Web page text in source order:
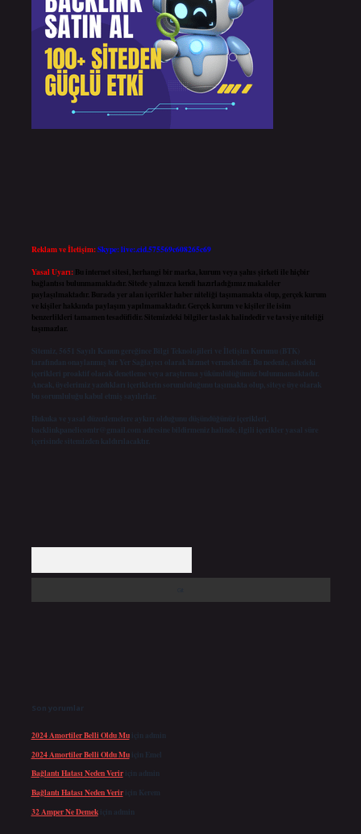
Reklam ve İletişim:Skype: live:.cid.575569c608265c69
Yasal Uyarı: Bu internet sitesi, herhangi bir marka, kurum veya şahıs şirketi ile hiçbir
bağlantısı bulunmamaktadır. Sitede yalnızca kendi hazırladığımız makaleler
paylaşılmaktadır. Burada yer alan içerikler haber niteliği taşımamakta olup, gerçek kurum
ve kişiler hakkında paylaşım yapılmamaktadır. Gerçek kurum ve kişiler ile isim
benzerlikleri tamamen tesadüfidir. Sitemizdeki bilgiler taslak halindedir ve tavsiye niteliği
taşımazlar.
Sitemiz, 5651 Sayılı Kanun gereğince Bilgi Teknolojileri ve İletişim Kurumu (BTK)
tarafından onaylanmış bir Yer Sağlayıcı olarak hizmet vermektedir. Bu nedenle, sitedeki
içerikleri proaktif olarak denetleme veya araştırma yükümlülüğümüz bulunmamaktadır.
Ancak, üyelerimiz yazdıkları içeriklerin sorumluluğunu taşımakta olup, siteye üye olarak
bu sorumluluğu kabul etmiş sayılırlar.
Hukuka ve yasal düzenlemelere aykırı olduğunu düşündüğünüz içerikleri,
backlinkpanelicomtr@gmail.com adresine bildirmeniz halinde, ilgili içerikler yasal süre
içerisinde sitemizden kaldırılacaktır.
Son yorumlar
2024 Amortiler Belli Oldu Muiçin admin
2024 Amortiler Belli Oldu Muiçin Emel
Bağlantı Hatası Neden Veririçin admin
Bağlantı Hatası Neden Veririçin Kerem
32 Amper Ne Demekiçin admin